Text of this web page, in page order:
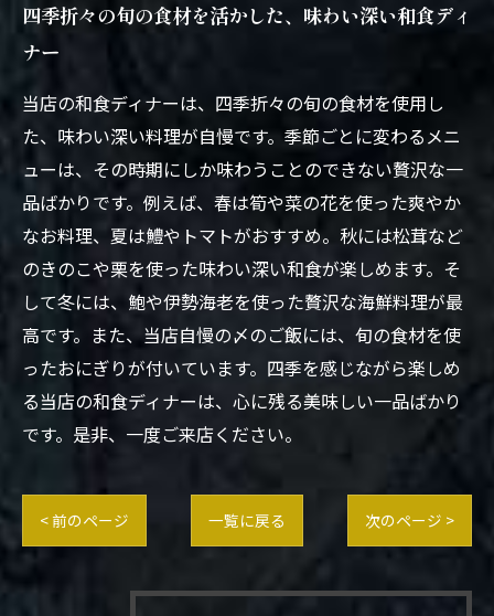
四季折々の旬の食材を活かした、味わい深い和食ディ
ナー
当店の和食ディナーは、四季折々の旬の食材を使用し
た、味わい深い料理が自慢です。季節ごとに変わるメニ
ューは、その時期にしか味わうことのできない贅沢な一
品ばかりです。例えば、春は筍や菜の花を使った爽やか
なお料理、夏は鱧やトマトがおすすめ。秋には松茸など
のきのこや栗を使った味わい深い和食が楽しめます。そ
して冬には、鮑や伊勢海老を使った贅沢な海鮮料理が最
高です。また、当店自慢の〆のご飯には、旬の食材を使
ったおにぎりが付いています。四季を感じながら楽しめ
る当店の和食ディナーは、心に残る美味しい一品ばかり
です。是非、一度ご来店ください。
< 前のページ 一覧に戻る 次のページ >